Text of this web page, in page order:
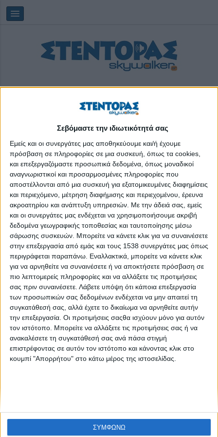
Σεβόμαστε την ιδιωτικότητά σας
Εμείς και οι συνεργάτες μας αποθηκεύουμε και/ή έχουμε
πρόσβαση σε πληροφορίες σε μια συσκευή, όπως τα cookies,
και επεξεργαζόμαστε προσωπικά δεδομένα, όπως μοναδικοί
αναγνωριστικοί και προσαρμοσμένες πληροφορίες που
αποστέλλονται από μια συσκευή για εξατομικευμένες διαφημίσεις
και περιεχόμενο, μέτρηση διαφήμισης και περιεχομένου, έρευνα
ακροατηρίου και ανάπτυξη υπηρεσιών. Με την άδειά σας, εμείς
και οι συνεργάτες μας ενδέχεται να χρησιμοποιήσουμε ακριβή
δεδομένα γεωγραφικής τοποθεσίας και ταυτοποίησης μέσω
σάρωσης συσκευών. Μπορείτε να κάνετε κλικ για να συναινέσετε
στην επεξεργασία από εμάς και τους 1538 συνεργάτες μας όπως
περιγράφεται παραπάνω. Εναλλακτικά, μπορείτε να κάνετε κλικ
για να αρνηθείτε να συναινέσετε ή να αποκτήσετε πρόσβαση σε
πιο λεπτομερείς πληροφορίες και να αλλάξετε τις προτιμήσεις
σας πριν συναινέσετε. Λάβετε υπόψη ότι κάποια επεξεργασία
των προσωπικών σας δεδομένων ενδέχεται να μην απαιτεί τη
συγκατάθεσή σας, αλλά έχετε το δικαίωμα να αρνηθείτε αυτήν
την επεξεργασία. Οι προτιμήσεις σαςθα ισχύουν μόνο για αυτόν
τον ιστότοπο. Μπορείτε να αλλάξετε τις προτιμήσεις σας ή να
ανακαλέσετε τη συγκατάθεσή σας ανά πάσα στιγμή
επιστρέφοντας σε αυτόν τον ιστότοπο και κάνοντας κλικ στο
κουμπί "Απορρήτου" στο κάτω μέρος της ιστοσελίδας.
ΣΥΜΦΩΝΩ
Πέμπτη, 06/08/202611:42:42
«1975»
«1975» ή Πιο γρήγορα, Εμμανουέλα! Σκότωσε! Σκότωσε!
None feed
CONNECT